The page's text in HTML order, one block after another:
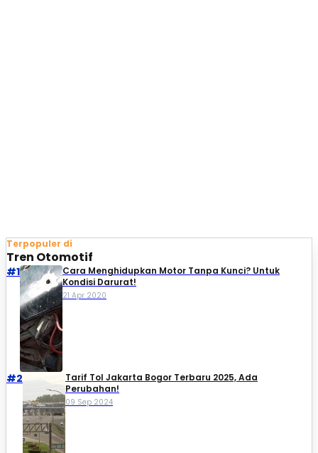
Terpopuler di
Tren Otomotif
#1
Cara Menghidupkan Motor Tanpa Kunci? Untuk
Kondisi Darurat!
21 Apr 2020
#2
Tarif Tol Jakarta Bogor Terbaru 2025, Ada
Perubahan!
09 Sep 2024